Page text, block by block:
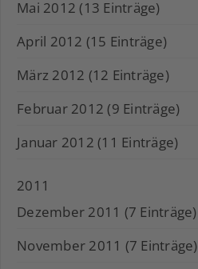
Mai 2012 (13 Einträge)
April 2012 (15 Einträge)
März 2012 (12 Einträge)
Februar 2012 (9 Einträge)
Januar 2012 (11 Einträge)
2011
Dezember 2011 (7 Einträge)
November 2011 (7 Einträge)